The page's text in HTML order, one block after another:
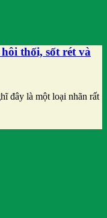
thối, sốt rét và
đây là một loại nhãn rất